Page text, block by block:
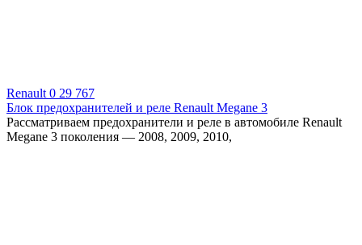
Renault 0 29 767
Блок предохранителей и реле Renault Megane 3
Рассматриваем предохранители и реле в автомобиле Renault
Megane 3 поколения — 2008, 2009, 2010,